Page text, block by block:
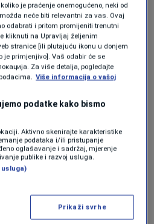
MIŠLJENJE O OVOME?
ili pročitaj komentare
je praćenje onemogućeno, neki od
neće biti relevantni za vas. Ovaj
odabrati i pritom promijeniti trenutni
kliknuti na Upravljaj željenim
stranice [ili plutajuću ikonu u donjem
je primjenjivo]. Vaš odabir će se
Za više detalja, pogledajte
Više informacija o vašoj
podatke kako bismo
Aktivno skenirajte karakteristike
podataka i/ili pristupanje
oglašavanje i sadržaj, mjerenje
publike i razvoj usluga.
Prikaži svrhe